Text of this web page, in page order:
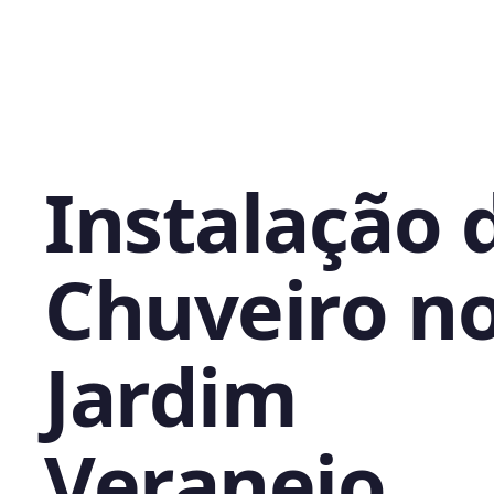
Instalação
Chuveiro
Jardim